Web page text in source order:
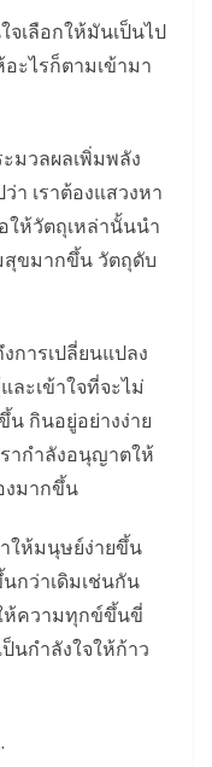
จเลือกให้มันเป็นไป
ะไรก็ตามเข้ามา
มวลผลเพิ่มพลัง
า เราต้องแสวงหา
ให้วัตถุเหล่านั้นนำ
ขมากขึ้น วัตถุดับ
การเปลี่ยนแปลง
ละเข้าใจที่จะไม่
กินอยู่อย่างง่าย
ากำลังอนุญาตให้
งมากขึ้น
ให้มนุษย์ง่ายขึ้น
กว่าเดิมเช่นกัน
ห้ความทุกข์ขึ้นขี่
นกำลังใจให้ก้าว